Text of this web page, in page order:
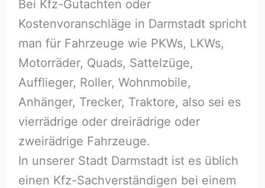
Bei Kfz-Gutachten oder
Kostenvoranschläge in Darmstadt spricht
man für Fahrzeuge wie PKWs, LKWs,
Motorräder, Quads, Sattelzüge,
Aufflieger, Roller, Wohnmobile,
Anhänger, Trecker, Traktore, also sei es
vierrädrige oder dreirädrige oder
zweirädrige Fahrzeuge.
In unserer Stadt Darmstadt ist es üblich
einen Kfz-Sachverständigen bei einem